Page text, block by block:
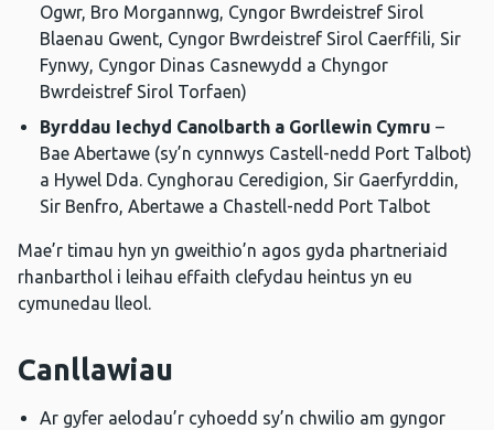
Ogwr, Bro Morgannwg, Cyngor Bwrdeistref Sirol
Blaenau Gwent, Cyngor Bwrdeistref Sirol Caerffili, Sir
Fynwy, Cyngor Dinas Casnewydd a Chyngor
Bwrdeistref Sirol Torfaen)
Byrddau Iechyd Canolbarth a Gorllewin Cymru –
Bae Abertawe (sy’n cynnwys Castell-nedd Port Talbot)
a Hywel Dda. Cynghorau Ceredigion, Sir Gaerfyrddin,
Sir Benfro, Abertawe a Chastell-nedd Port Talbot
Mae’r timau hyn yn gweithio’n agos gyda phartneriaid
rhanbarthol i leihau effaith clefydau heintus yn eu
cymunedau lleol.
Canllawiau
Ar gyfer aelodau’r cyhoedd sy’n chwilio am gyngor